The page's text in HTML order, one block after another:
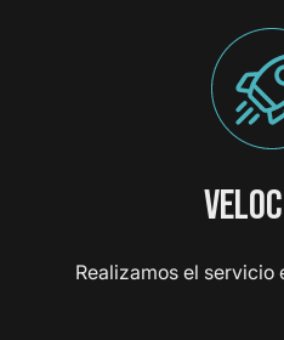
Realizamos el servicio